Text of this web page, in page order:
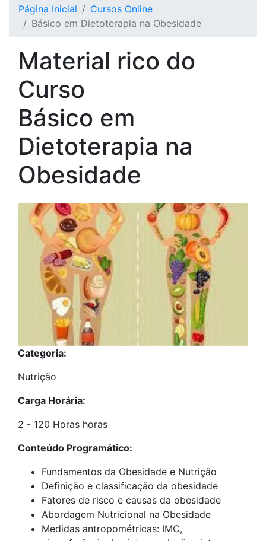
Página Inicial
Cursos Online
Básico em Dietoterapia na Obesidade
Material rico do
Curso
Básico em
Dietoterapia na
Obesidade
Categoria:
Nutrição
Carga Horária:
2 - 120 Horas horas
Conteúdo Programático:
Fundamentos da Obesidade e Nutrição
Definição e classificação da obesidade
Fatores de risco e causas da obesidade
Abordagem Nutricional na Obesidade
Medidas antropométricas: IMC,